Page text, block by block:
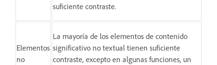
suficiente contraste.
Elementos
no
La mayoría de los elementos de contenido
significativo no textual tienen suficiente
contraste, excepto en algunas funciones, un